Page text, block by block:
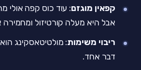
קפאין מוגזם: עוד כוס קפה אולי
אבל היא מעלה קורטיזול
ריבוי משימות: מולטיטאסקינג
דבר אחד.